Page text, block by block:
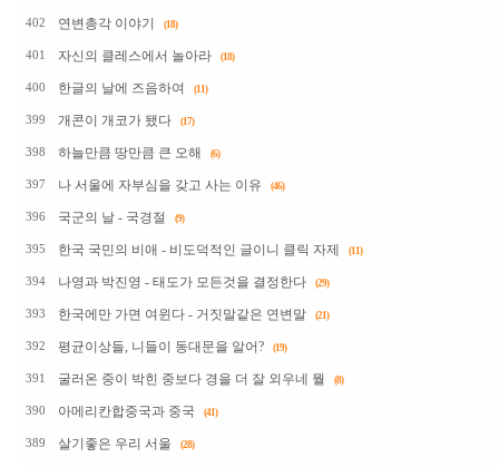
402 연변총각 이야기 (18)
401 자신의 클레스에서 놀아라 (18)
400 한글의 날에 즈음하여 (11)
399 개콘이 개코가 됐다 (17)
398 하늘만큼 땅만큼 큰 오해 (6)
397 나 서울에 자부심을 갖고 사는 이유 (46)
396 국군의 날 - 국경절 (9)
395 한국 국민의 비애 - 비도덕적인 글이니 클릭 자제 (11)
394 나영과 박진영 - 태도가 모든것을 결정한다 (29)
393 한국에만 가면 여윈다 - 거짓말같은 연변말 (21)
392 평균이상들, 니들이 동대문을 알어? (19)
391 굴러온 중이 박힌 중보다 경을 더 잘 외우네 뭘 (8)
390 아메리칸합중국과 중국 (41)
389 살기좋은 우리 서울 (28)